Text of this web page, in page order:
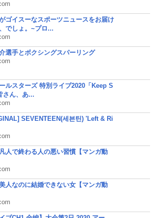
ゴイスーなスポーツニュースをお届け
でしょ。~プロ...
選手とボクシングスパーリング
ルスターズ 特別ライブ2020「Keep S
さん、あ...
SEVENTEEN(세븐틴) 'Left & Ri
凡人で終わる人の悪い習慣【マンガ動
美人なのに結婚できない女【マンガ動